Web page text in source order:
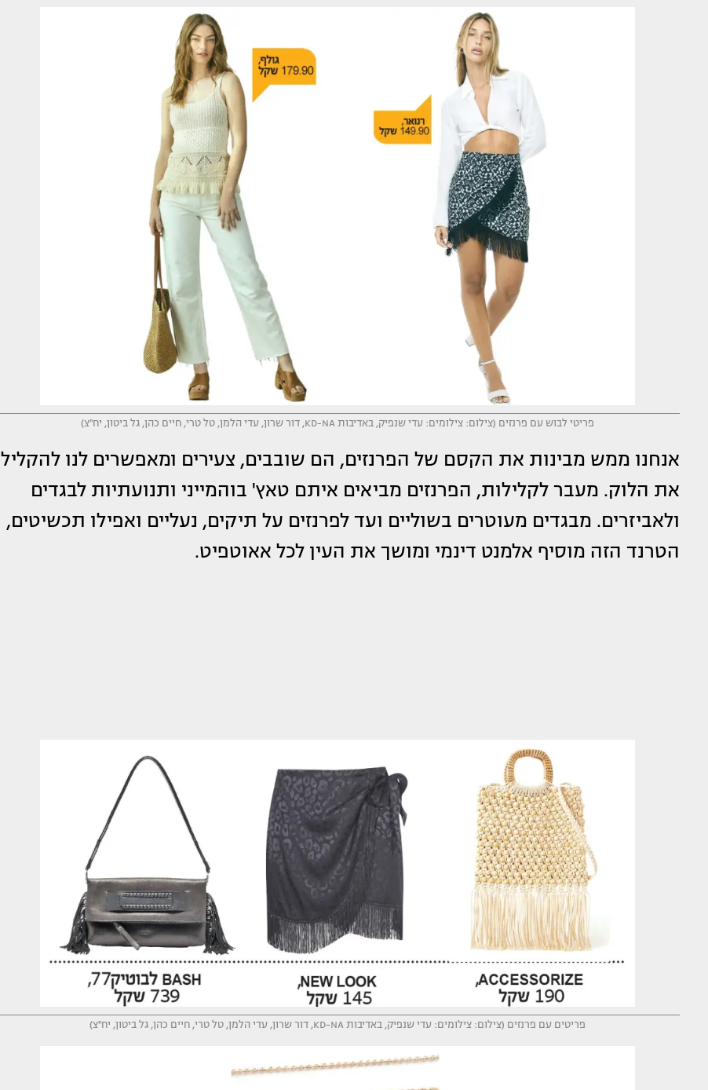
פריטי לבוש עם פרנזים (צילום: צילומים: עדי שנפיק, באדיבות KD-NA, דור שרון, עדי הלמן, טל טרי, חיים כהן, גל ביטון, יח''צ)
אנחנו ממש מבינות את הקסם של הפרנזים, הם שובבים, צעירים ומאפשרים לנו להקליל
את הלוק. מעבר לקלילות, הפרנזים מביאים איתם טאץ' בוהמייני ותנועתיות לבגדים
ולאביזרים. מבגדים מעוטרים בשוליים ועד לפרנזים על תיקים, נעליים ואפילו תכשיטים,
הטרנד הזה מוסיף אלמנט דינמי ומושך את העין לכל אאוטפיט.
פריטים עם פרנזים (צילום: צילומים: עדי שנפיק, באדיבות KD-NA, דור שרון, עדי הלמן, טל טרי, חיים כהן, גל ביטון, יח''צ)